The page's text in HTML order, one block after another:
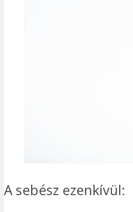
A sebész ezenkívül: